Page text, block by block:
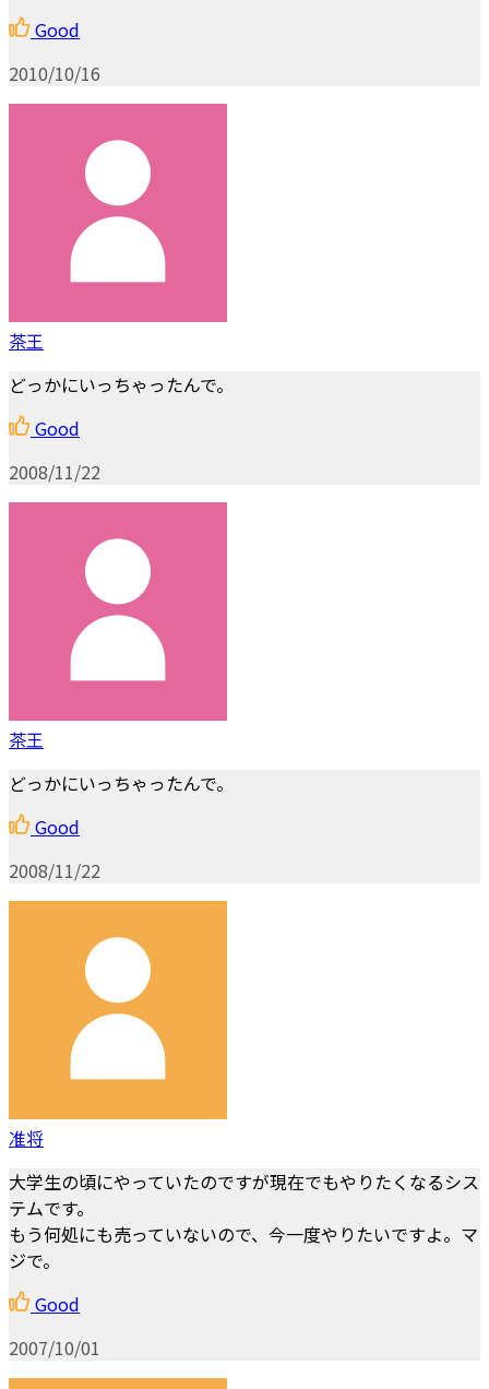
Good
2010/10/16
茶王
どっかにいっちゃったんで。
Good
2008/11/22
茶王
どっかにいっちゃったんで。
Good
2008/11/22
准将
大学生の頃にやっていたのですが現在でもやりたくなるシス
テムです。
もう何処にも売っていないので、今一度やりたいですよ。マ
ジで。
Good
2007/10/01